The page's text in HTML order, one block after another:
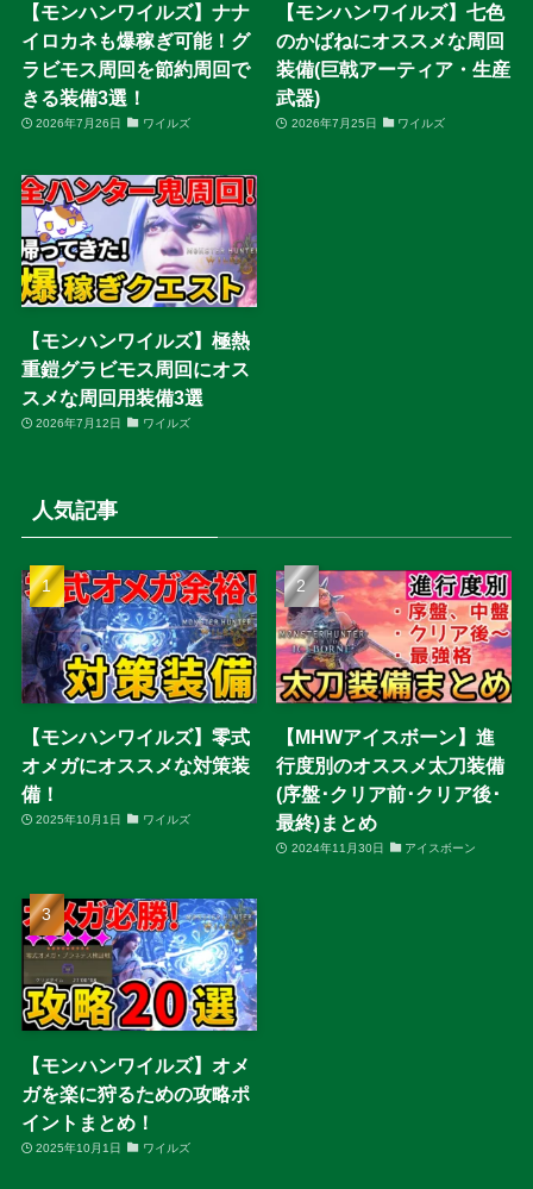
【モンハンワイルズ】ナナ
イロカネも爆稼ぎ可能！グ
ラビモス周回を節約周回で
きる装備3選！
2026年7月26日 ワイルズ
【モンハンワイルズ】七色
のかばねにオススメな周回
装備(巨戟アーティア・生産
武器)
2026年7月25日 ワイルズ
【モンハンワイルズ】極熱
重鎧グラビモス周回にオス
スメな周回用装備3選
2026年7月12日 ワイルズ
人気記事
【モンハンワイルズ】零式
オメガにオススメな対策装
備！
2025年10月1日 ワイルズ
【MHWアイスボーン】進
行度別のオススメ太刀装備
(序盤･クリア前･クリア後･
最終)まとめ
2024年11月30日 アイスボーン
【モンハンワイルズ】オメ
ガを楽に狩るための攻略ポ
イントまとめ！
2025年10月1日 ワイルズ